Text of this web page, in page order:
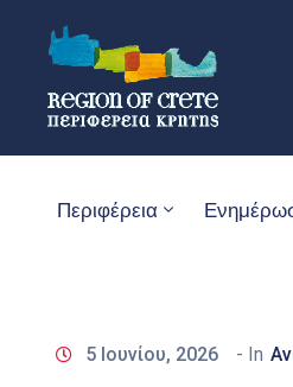
Περιφέρεια
5 Ιουνίου, 2026 - In